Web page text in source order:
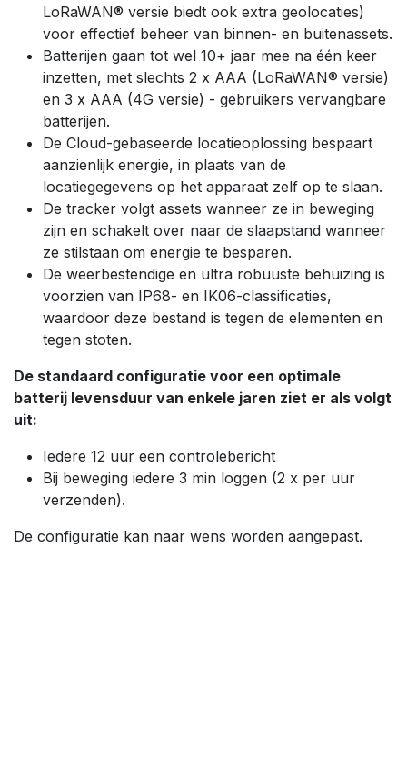
LoRaWAN® versie biedt ook extra geolocaties)
voor effectief beheer van binnen- en buitenassets.
Batterijen gaan tot wel 10+ jaar mee na één keer
inzetten, met slechts 2 x AAA (LoRaWAN® versie)
en 3 x AAA (4G versie) - gebruikers vervangbare
batterijen.
De Cloud-gebaseerde locatieoplossing bespaart
aanzienlijk energie, in plaats van de
locatiegegevens op het apparaat zelf op te slaan.
De tracker volgt assets wanneer ze in beweging
zijn en schakelt over naar de slaapstand wanneer
ze stilstaan om energie te besparen.
De weerbestendige en ultra robuuste behuizing is
voorzien van IP68- en IK06-classificaties,
waardoor deze bestand is tegen de elementen en
tegen stoten.
De standaard configuratie voor een optimale
batterij levensduur van enkele jaren ziet er als volgt
uit:
Iedere 12 uur een controlebericht
Bij beweging iedere 3 min loggen (2 x per uur
verzenden).
De configuratie kan naar wens worden aangepast.